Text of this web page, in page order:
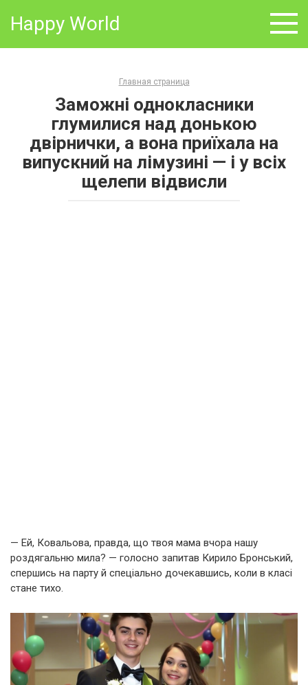
Happy World
Главная страница
Заможні однокласники
глумилися над донькою
двірнички, а вона приїхала на
випускний на лімузині — і у всіх
щелепи відвисли
— Ей, Ковальова, правда, що твоя мама вчора нашу
роздягальню мила? — голосно запитав Кирило Бронський,
спершись на парту й спеціально дочекавшись, коли в класі
стане тихо.